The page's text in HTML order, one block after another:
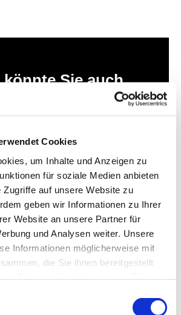
Cookies
um Inhalte und Anzeigen zu
für soziale Medien anbieten
Zugriffe auf unsere Website zu
geben wir Informationen zu Ihrer
Website an unsere Partner für
und Analysen weiter. Unsere
Informationen möglicherweise mit
die Sie ihnen bereitgestellt
könnte Sie auch